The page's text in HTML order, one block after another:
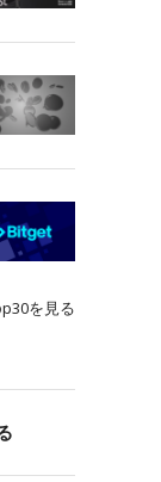
を見る